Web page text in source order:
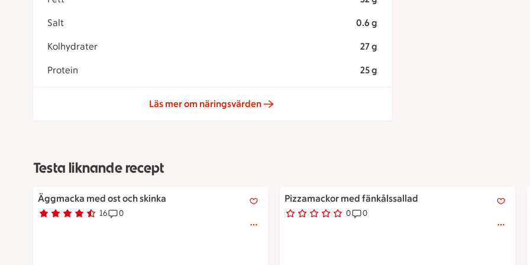
Salt 0.6 g
Kolhydrater 27 g
Protein 25 g
Läs mer om näringsvärden
Testa liknande recept
Äggmacka med ost och skinka
Betyg 4.3 av 5. 16
16 personer har röstatReceptet har 0 kommentarer
0
Två rostade brödskivor med ost, skinka, sallad, gurka tomat och ett stekt ägg synligt mellan bröden.
Pizzamackor med fänkålssallad
0
0 personer har röstatReceptet har 0 kommentarer
0
Pizzamackor med fänkålssallad